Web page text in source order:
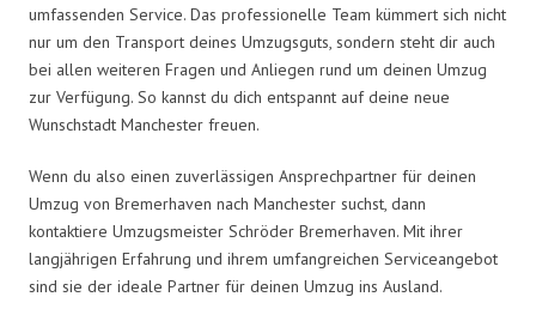
umfassenden Service. Das professionelle Team kümmert sich nicht
nur um den Transport deines Umzugsguts, sondern steht dir auch
bei allen weiteren Fragen und Anliegen rund um deinen Umzug
zur Verfügung. So kannst du dich entspannt auf deine neue
Wunschstadt Manchester freuen.
Wenn du also einen zuverlässigen Ansprechpartner für deinen
Umzug von Bremerhaven nach Manchester suchst, dann
kontaktiere Umzugsmeister Schröder Bremerhaven. Mit ihrer
langjährigen Erfahrung und ihrem umfangreichen Serviceangebot
sind sie der ideale Partner für deinen Umzug ins Ausland.